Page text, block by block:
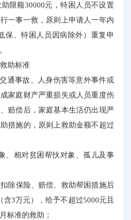
限额30000元，特困人员不设置
一事一救，原则上申请人一年内
保、特困人员因病除外）重复申
助标准
通事故、人身伤害等意外事件或
家庭财产严重损失或人员重度伤
赔偿后，家庭基本生活仍出现严
措施的，原则上救助金额不超过
、相对贫困帮扶对象、孤儿及事
除保险、赔偿、救助帮困措施后
含3万元），给予不超过5000元且
标准的救助；